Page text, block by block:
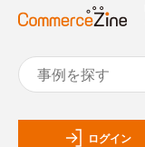
ログイン